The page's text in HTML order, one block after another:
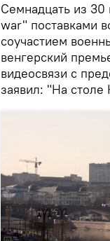
Семнадцать из 30
war" поставками
соучастием
венгерский
видеосвязи с
заявил: "На